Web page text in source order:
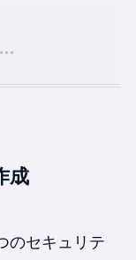
成
のセキュリテ